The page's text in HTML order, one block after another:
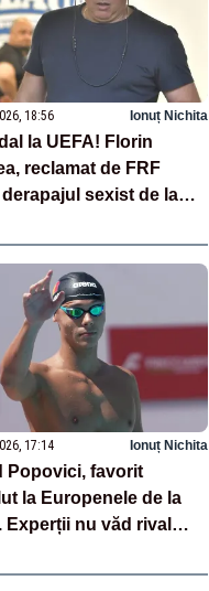
18:56 Ionuț Nichita
la UEFA! Florin
reclamat de FRF
sexist de la
17:14 Ionuț Nichita
Popovici, favorit
la Europenele de la
Experții nu văd rival